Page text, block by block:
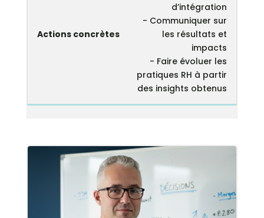
d’intégration
- Communiquer sur
les résultats et
impacts
- Faire évoluer les
pratiques RH à partir
des insights obtenus